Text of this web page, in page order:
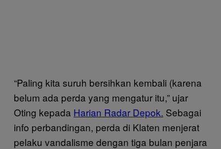
“Paling kita suruh bersihkan kembali (karena
belum ada perda yang mengatur itu,” ujar
Oting kepada Harian Radar Depok. Sebagai
info perbandingan, perda di Klaten menjerat
pelaku vandalisme dengan tiga bulan penjara